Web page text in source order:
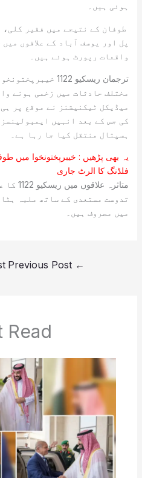
ہوئی ہیں۔
طوفان کے نتیجے میں فقیر کلی،
پل اور یوسف آباد کے علاقوں
واقعات رپورٹ ہوئے ہیں۔
ترجمان ریسکیو 1122
مختلف حادثات میں زخمی ہونے
میڈیکل ٹیکنیشنز نے موقع پر
کی جس کے بعد انہیں
ہسپتال منتقل کیا جا رہا ہے۔
یہ بھی پڑھیں : خیبرپختونخوا میں
فلڈنگ کا الرٹ جاری
متاثرہ
تدوست مستعدی کے ساتھ ملبہ
میں مصروف ہیں۔
←
Read